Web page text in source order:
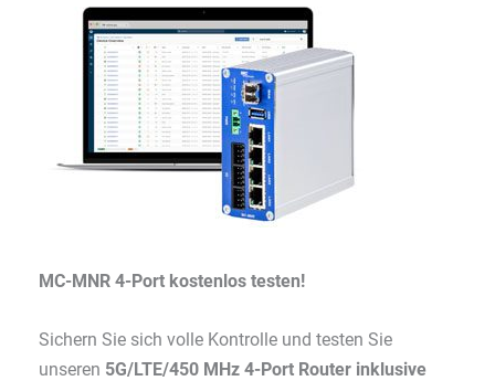
MC-MNR 4-Port kostenlos testen!
Sichern Sie sich volle Kontrolle und testen Sie
unseren 5G/LTE/450 MHz 4-Port Router inklusive